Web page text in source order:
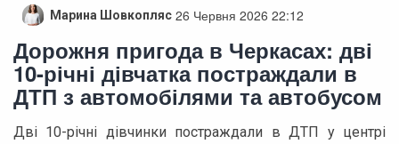
Марина Шовкопляс 26 Червня 2026 22:12
Дорожня пригода в Черкасах: дві
10-річні дівчатка постраждали в
ДТП з автомобілями та автобусом
Дві 10-річні дівчинки постраждали в ДТП у центрі